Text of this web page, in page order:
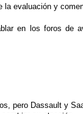
evaluación y
en los foros de
pero Dassault y